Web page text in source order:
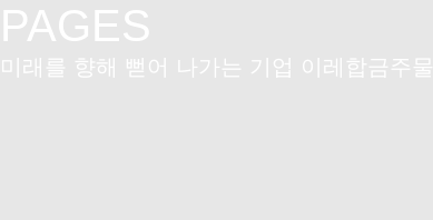
PAGES
미래를 향해 뻗어 나가는 기업 이레합금주물